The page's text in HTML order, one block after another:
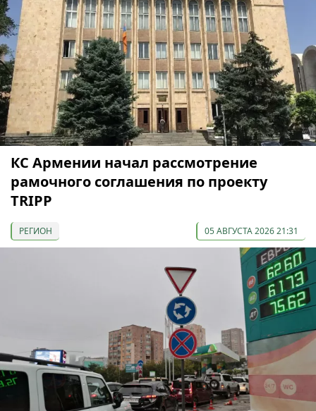
КС Армении начал рассмотрение
рамочного соглашения по проекту
TRIPP
РЕГИОН 05 АВГУСТА 2026 21:31